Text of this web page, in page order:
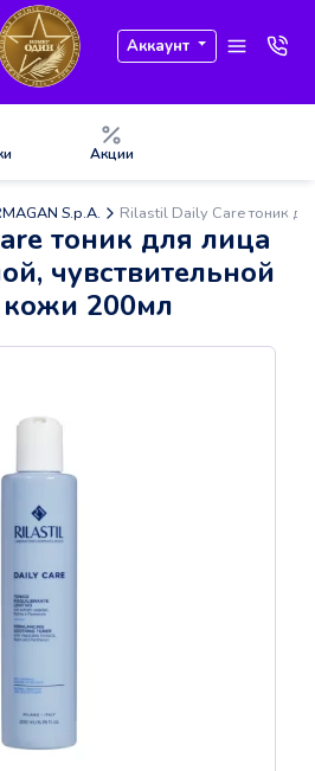
Аккаунт
Акции
S.p.A. Rilastil Daily Care тоник
тоник для лица
чувствительной
200мл